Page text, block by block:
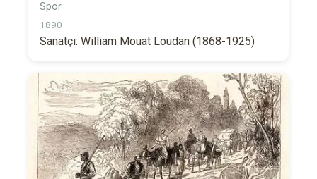
Spor
1890
Sanatçı: William Mouat Loudan (1868-1925)